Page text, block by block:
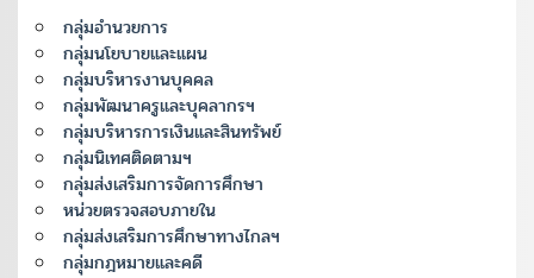
กลุ่มอำนวยการ
กลุ่มนโยบายและแผน
กลุ่มบริหารงานบุคคล
กลุ่มพัฒนาครูและบุคลากรฯ
กลุ่มบริหารการเงินและสินทรัพย์
กลุ่มนิเทศติดตามฯ
กลุ่มส่งเสริมการจัดการศึกษา
หน่วยตรวจสอบภายใน
กลุ่มส่งเสริมการศึกษาทางไกลฯ
กลุ่มกฎหมายและคดี